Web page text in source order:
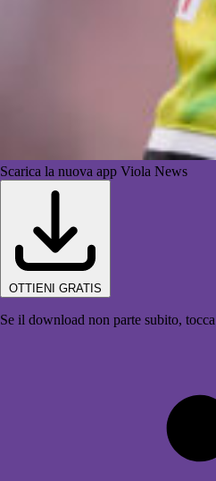
Scarica la nuova app Viola News
OTTIENI GRATIS
Se il download non parte subito, tocca